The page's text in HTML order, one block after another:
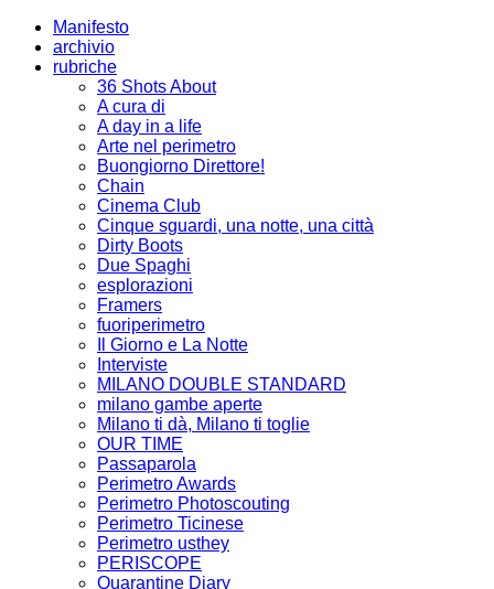
Manifesto
archivio
rubriche
36 Shots About
A cura di
A day in a life
Arte nel perimetro
Buongiorno Direttore!
Chain
Cinema Club
Cinque sguardi, una notte, una città
Dirty Boots
Due Spaghi
esplorazioni
Framers
fuoriperimetro
Il Giorno e La Notte
Interviste
MILANO DOUBLE STANDARD
milano gambe aperte
Milano ti dà, Milano ti toglie
OUR TIME
Passaparola
Perimetro Awards
Perimetro Photoscouting
Perimetro Ticinese
Perimetro usthey
PERISCOPE
Quarantine Diary